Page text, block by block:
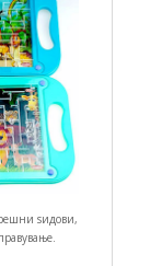
ѕидови,